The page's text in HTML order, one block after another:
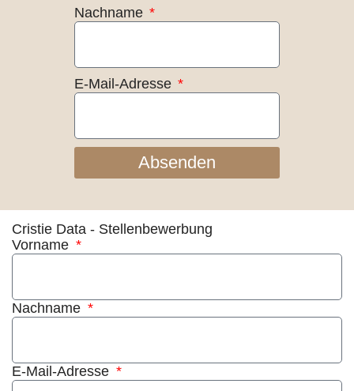
Nachname
E-Mail-Adresse
Absenden
Cristie Data - Stellenbewerbung
Vorname
Nachname
E-Mail-Adresse